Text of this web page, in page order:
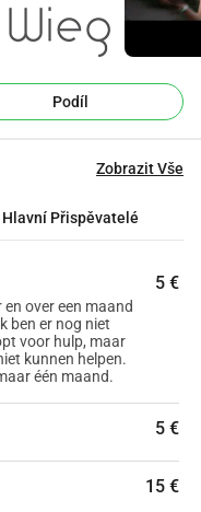
i nadále pomáhat a
v nouzi. Darujte
Dary jsou
o možnostech,
pro
naši 24hodinovou
skupiny.
důležité služby a
miminek.
Podíl
Zobrazit Vše
Hlavní Přispěvatelé
5 €
over een maand
ben er nog niet
voor hulp, maar
kunnen helpen.
één maand.
5 €
15 €